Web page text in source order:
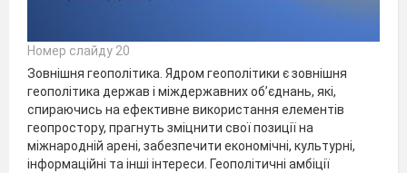
Номер слайду 20
Зовнішня геополітика. Ядром геополітики є зовнішня
геополітика держав і міждержавних об’єднань, які,
спираючись на ефективне використання елементів
геопростору, прагнуть зміцнити свої позиції на
міжнародній арені, забезпечити економічні, культурні,
інформаційні та інші інтереси. Геополітичні амбіції